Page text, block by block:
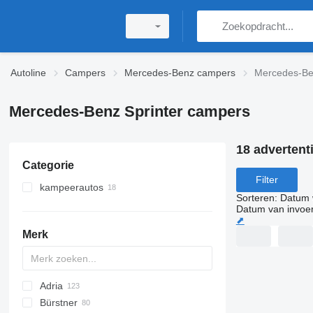
Autoline Campers Mercedes-Benz campers Mercedes-
Mercedes-Benz Sprinter campers
Categorie
kampeerautos
half-integraal campers
Merk
Adria
Action
Bürstner
18
Filter
Sorteren: Datum
Datum van
⬈